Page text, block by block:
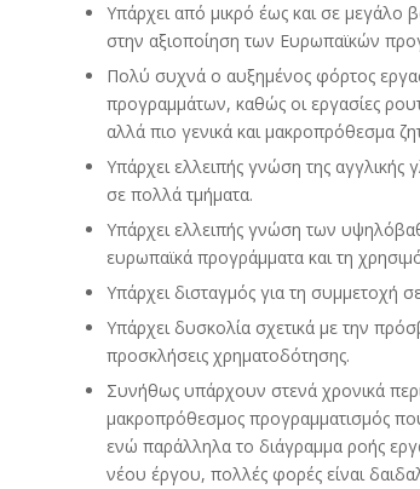
Υπάρχει από μικρό έως και σε
στην αξιοποίηση των Ευρωπαϊκών
Πολύ συχνά ο αυξημένος φόρτος
προγραμμάτων, καθώς οι εργασίες
αλλά πιο γενικά και μακροπρόθεσμα
Υπάρχει ελλειπής γνώση της
σε πολλά τμήματα.
Υπάρχει ελλειπής γνώση των
ευρωπαϊκά προγράμματα και τη
Υπάρχει δισταγμός για τη συμμετοχή
Υπάρχει δυσκολία σχετικά με την
προσκλήσεις χρηματοδότησης.
Συνήθως υπάρχουν στενά χρονικά
μακροπρόθεσμος προγραμματισμός
ενώ παράλληλα το διάγραμμα ροής
νέου έργου, πολλές φορές είναι